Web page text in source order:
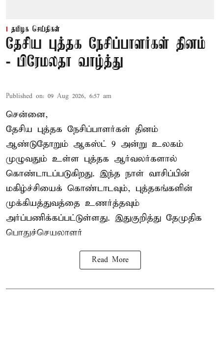
தமிழக செய்திகள்
தேசிய புத்தக நேசிப்பாளர்கள் தினம்
- பிரேமலதா வாழ்த்து
Published on: 09 Aug 2026, 6:57 am
சென்னை,
தேசிய புத்தக நேசிப்பாளர்கள் தினம்
ஆண்டுதோறும் ஆகஸ்ட் 9 அன்று உலகம்
முழுவதும் உள்ள புத்தக ஆர்வலர்களால்
கொண்டாடப்படுகிறது. இந்த நாள் வாசிப்பின்
மகிழ்ச்சியைக் கொண்டாடவும், புத்தகங்களின்
முக்கியத்துவத்தை உணர்த்தவும்
அர்ப்பணிக்கப்பட்டுள்ளது. இதுகுறித்து தேமுதிக
பொதுச்செயலாளர்
Read More